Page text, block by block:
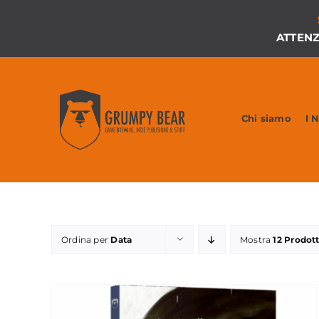
Chi siamo I
Ordina per Data Mostra12